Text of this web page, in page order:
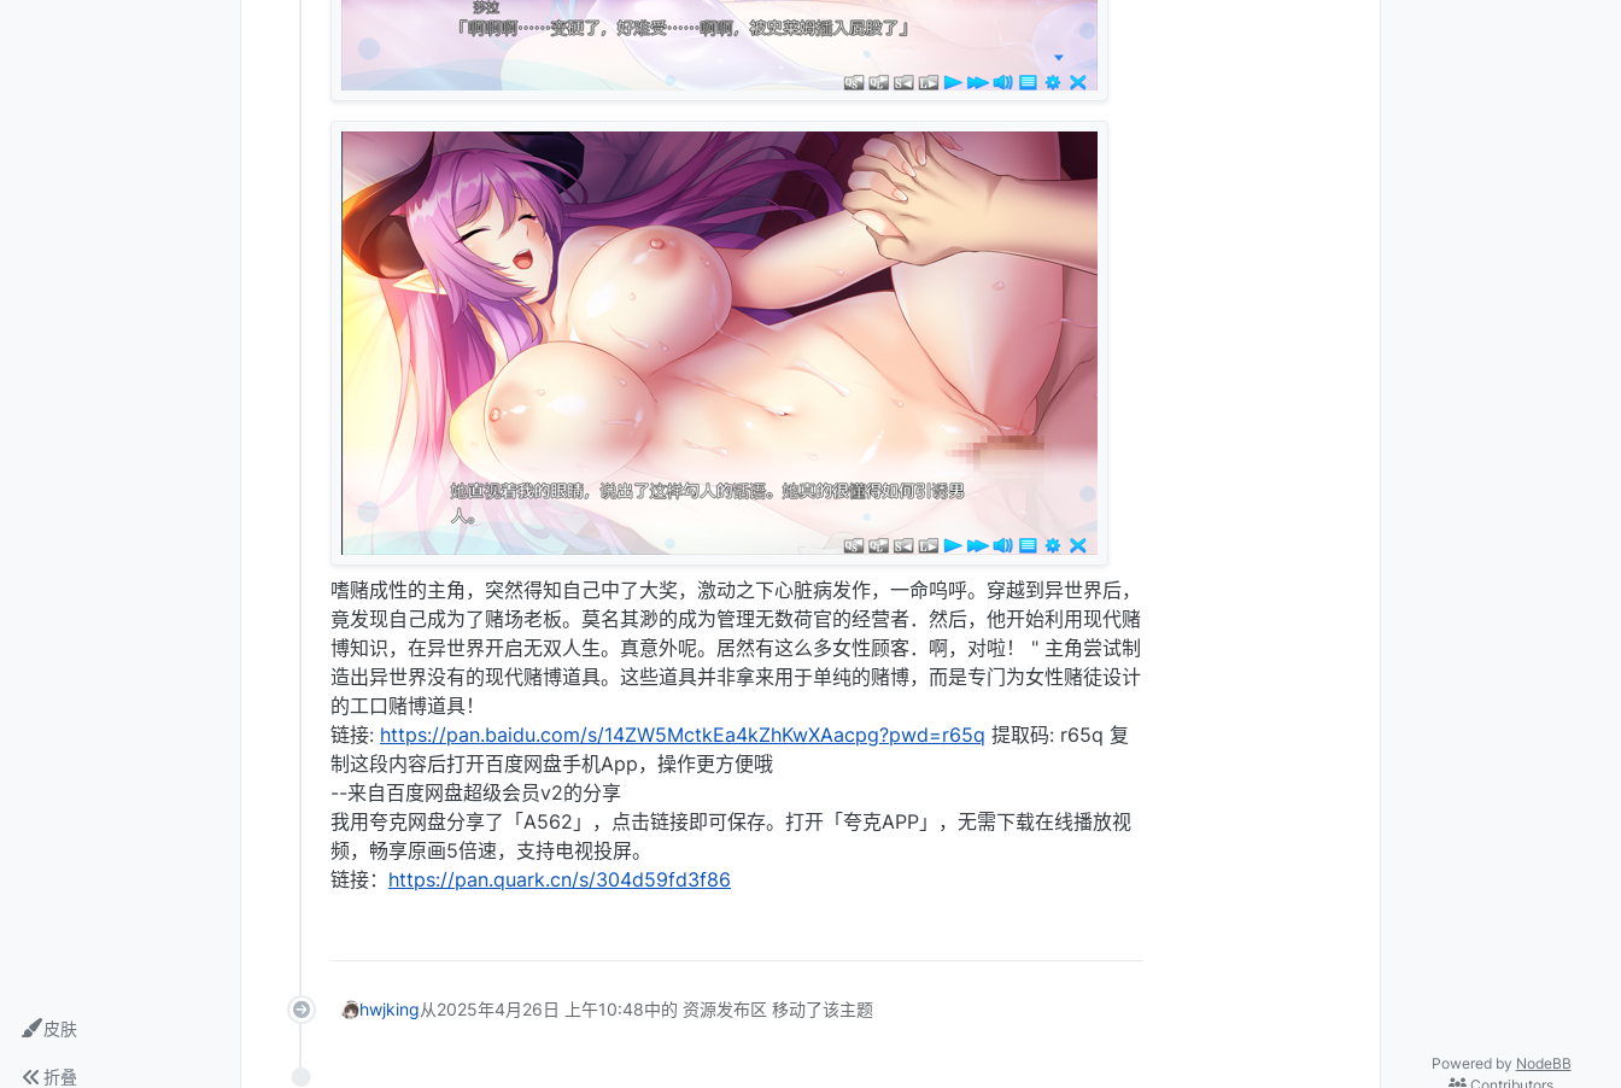
皮肤
折叠
嗜赌成性的主角，突然得知自己中了大奖，激动之下心脏病发作，一命呜呼。穿越到异世界后，
竟发现自己成为了赌场老板。莫名其渺的成为管理无数荷官的经营者．然后，他开始利用现代赌
博知识，在异世界开启无双人生。真意外呢。居然有这么多女性顾客．啊，对啦！ " 主角尝试制
造出异世界没有的现代赌博道具。这些道具并非拿来用于单纯的赌博，而是专门为女性赌徒设计
的工口赌博道具！
链接: https://pan.baidu.com/s/14ZW5MctkEa4kZhKwXAacpg?pwd=r65q 提取码: r65q 复
制这段内容后打开百度网盘手机App，操作更方便哦
--来自百度网盘超级会员v2的分享
我用夸克网盘分享了「A562」，点击链接即可保存。打开「夸克APP」，无需下载在线播放视
频，畅享原画5倍速，支持电视投屏。
链接： https://pan.quark.cn/s/304d59fd3f86
hwjking从2025年4月26日 上午10:48中的 资源发布区 移动了该主题
Powered by NodeBB